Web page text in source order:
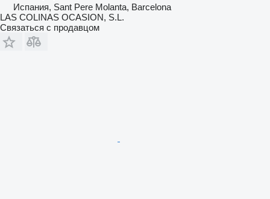
Испания, Sant Pere Molanta, Barcelona
LAS COLINAS OCASION, S.L.
Связаться с продавцом